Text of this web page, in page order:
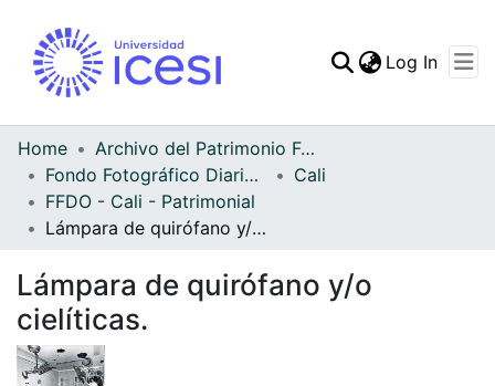
Statistics
Log In
Home
Archivo del Patrimonio Fotográfico y Fílmico del Valle del Cauca
Fondo Fotográfico Diario Occidente
Cali
FFDO - Cali - Patrimonial
Lámpara de quirófano y/o cielíticas.
Lámpara de quirófano y/o
cielíticas.